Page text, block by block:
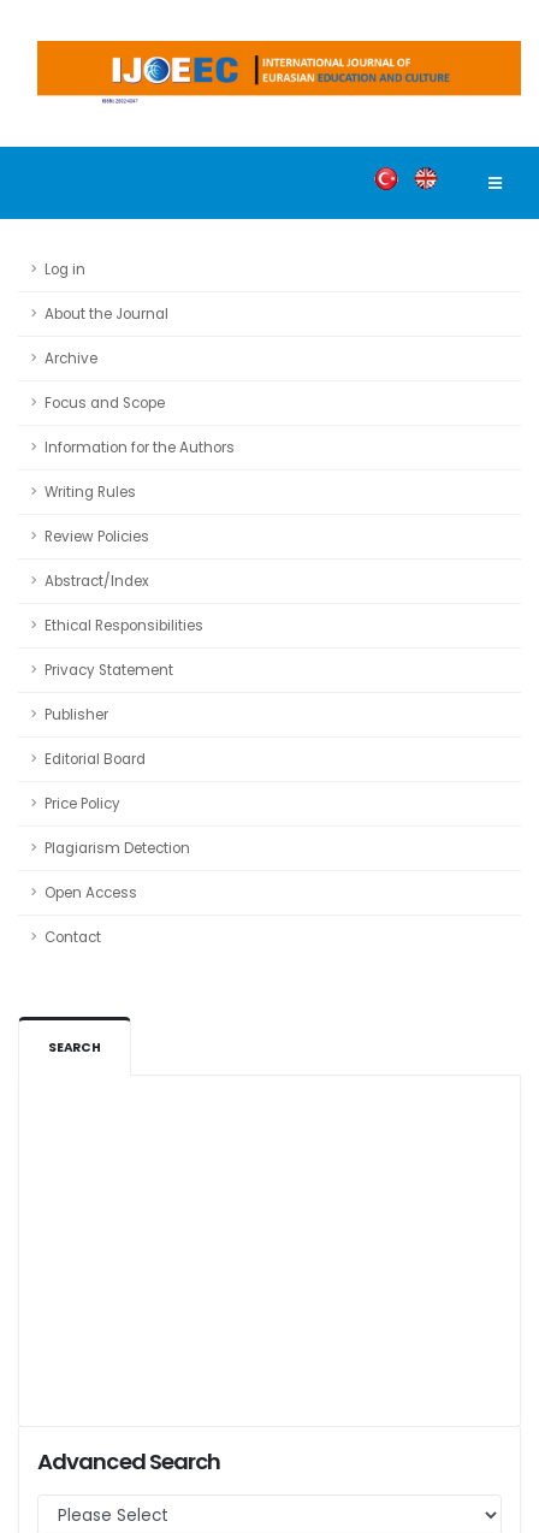
Log in
About the Journal
Archive
Focus and Scope
Information for the Authors
Writing Rules
Review Policies
Abstract/Index
Ethical Responsibilities
Privacy Statement
Publisher
Editorial Board
Price Policy
Plagiarism Detection
Open Access
Contact
SEARCH
Advanced Search